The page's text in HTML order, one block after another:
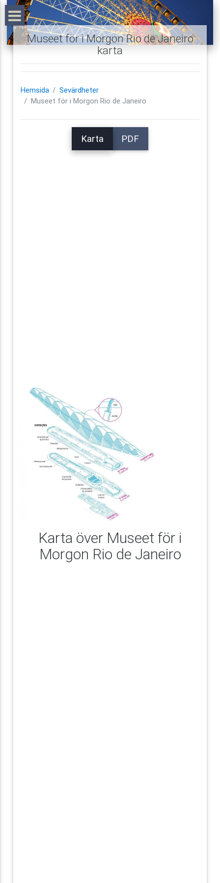
Museet för i Morgon Rio de Janeiro
karta
Hemsida
Sevärdheter
Museet för i Morgon Rio de Janeiro
Karta PDF
Karta över Museet för i
Morgon Rio de Janeiro